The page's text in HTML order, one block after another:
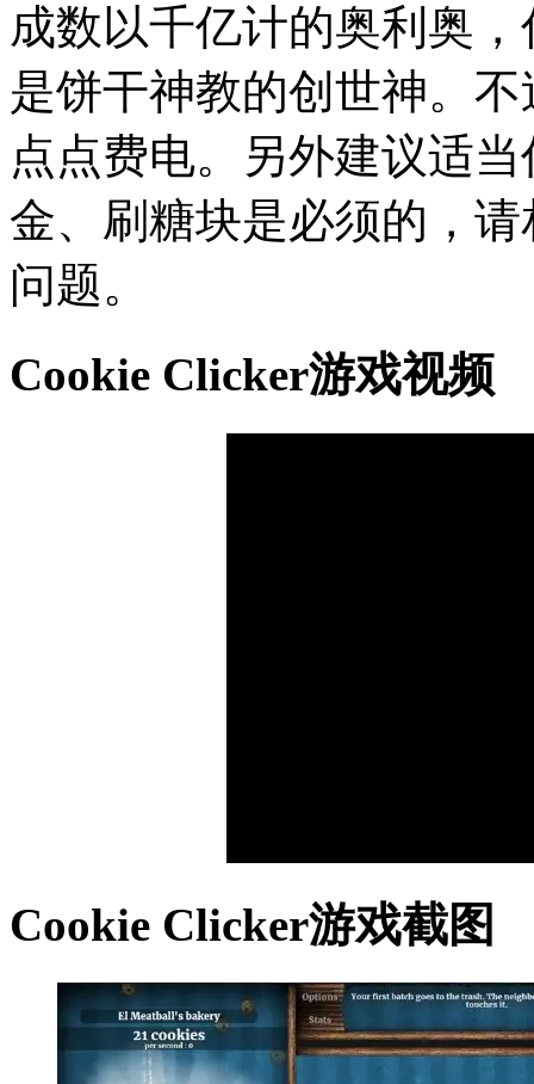
成数以千亿计的奥利奥
是饼干神教的创世神。
点点费电。另外建议适
金、刷糖块是必须的，
问题。
Cookie Clicker游戏视频
Cookie Clicker游戏截图